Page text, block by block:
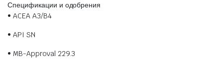
Спецификации и одобрения
• ACEA A3/B4
• API SN
• MB-Approval 229.3